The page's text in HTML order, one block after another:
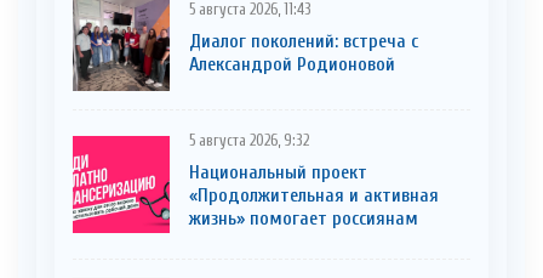
5 августа 2026, 11:43
Диалог поколений: встреча с
Александрой Родионовой
5 августа 2026, 9:32
Национальный проект
«Продолжительная и активная
жизнь» помогает россиянам